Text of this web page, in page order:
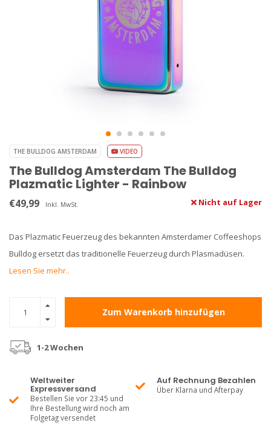
THE BULLDOG AMSTERDAM VIDEO
The Bulldog Amsterdam The Bulldog
Plazmatic Lighter - Rainbow
€49,99 Inkl. MwSt. Nicht auf Lager
Das Plazmatic Feuerzeug des bekannten Amsterdamer Coffeeshops
Bulldog ersetzt das traditionelle Feuerzeug durch Plasmadüsen.
Lesen Sie mehr..
Zum Warenkorb hinzufügen
1-2 Wochen
Weltweiter
Expressversand
Bestellen Sie vor 23:45 und
Ihre Bestellung wird noch am
Folgetag versendet
Auf Rechnung Bezahlen
Über Klarna und Afterpay